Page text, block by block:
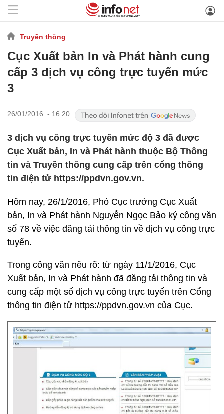
Truyền thông
Cục Xuất bản In và Phát hành cung
cấp 3 dịch vụ công trực tuyến mức
3
26/01/2016 - 16:20
3 dịch vụ công trực tuyến mức độ 3 đã được
Cục Xuất bản, In và Phát hành thuộc Bộ Thông
tin và Truyền thông cung cấp trên cổng thông
tin điện tử https://ppdvn.gov.vn.
Hôm nay, 26/1/2016, Phó Cục trưởng Cục Xuất
bản, In và Phát hành Nguyễn Ngọc Bảo ký công văn
số 78 về việc đăng tải thông tin về dịch vụ công trực
tuyến.
Trong công văn nêu rõ: từ ngày 11/1/2016, Cục
Xuất bản, In và Phát hành đã đăng tải thông tin và
cung cấp một số dịch vụ công trực tuyến trên Cổng
thông tin điện tử https://ppdvn.gov.vn của Cục.